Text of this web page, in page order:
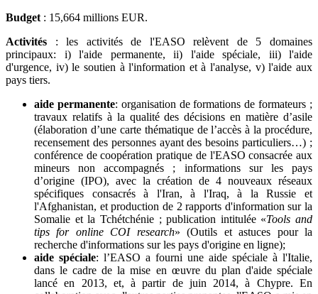
Budget : 15,664 millions EUR.
Activités : les activités de l'EASO relèvent de 5 domaines
principaux: i) l'aide permanente, ii) l'aide spéciale, iii) l'aide
d'urgence, iv) le soutien à l'information et à l'analyse, v) l'aide aux
pays tiers.
aide permanente: organisation de formations de formateurs ;
travaux relatifs à la qualité des décisions en matière d’asile
(élaboration d’une carte thématique de l’accès à la procédure,
recensement des personnes ayant des besoins particuliers…) ;
conférence de coopération pratique de l'EASO consacrée aux
mineurs non accompagnés ; informations sur les pays
d’origine (IPO), avec la création de 4 nouveaux réseaux
spécifiques consacrés à l'Iran, à l'Iraq, à la Russie et
l'Afghanistan, et production de 2 rapports d'information sur la
Somalie et la Tchétchénie ; publication intitulée «Tools and
tips for online COI research» (Outils et astuces pour la
recherche d'informations sur les pays d'origine en ligne);
aide spéciale: l’EASO a fourni une aide spéciale à l'Italie,
dans le cadre de la mise en œuvre du plan d'aide spéciale
lancé en 2013, et, à partir de juin 2014, à Chypre. En